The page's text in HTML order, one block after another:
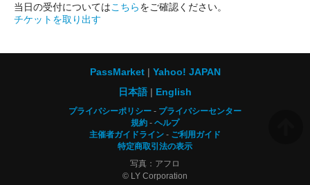
当日の受付についてはこちらをご確認ください。
チケットを取り出す
PassMarket
Yahoo! JAPAN
日本語
English
プライバシーポリシー
プライバシーセンター
規約
ヘルプ
主催者ガイドライン
ご利用ガイド
特定商取引法の表示
写真：アフロ
© LY Corporation